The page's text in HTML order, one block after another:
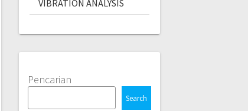
VIBRATION ANALYSIS
Pencarian
Search